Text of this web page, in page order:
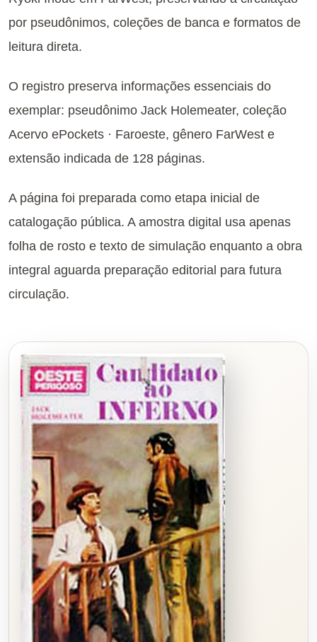
por pseudônimos, coleções de banca e formatos de
leitura direta.
O registro preserva informações essenciais do
exemplar: pseudônimo Jack Holemeater, coleção
Acervo ePockets · Faroeste, gênero FarWest e
extensão indicada de 128 páginas.
A página foi preparada como etapa inicial de
catalogação pública. A amostra digital usa apenas
folha de rosto e texto de simulação enquanto a obra
integral aguarda preparação editorial para futura
circulação.